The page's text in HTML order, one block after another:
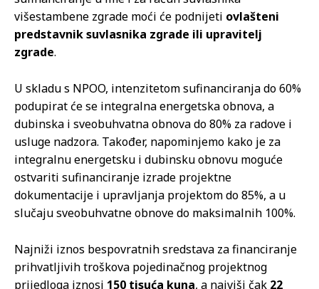
višestambene zgrade moći će podnijeti ovlašteni
predstavnik suvlasnika zgrade ili upravitelj
zgrade.
U skladu s NPOO, intenzitetom sufinanciranja do 60%
podupirat će se integralna energetska obnova, a
dubinska i sveobuhvatna obnova do 80% za radove i
usluge nadzora. Također, napominjemo kako je za
integralnu energetsku i dubinsku obnovu moguće
ostvariti sufinanciranje izrade projektne
dokumentacije i upravljanja projektom do 85%, a u
slučaju sveobuhvatne obnove do maksimalnih 100%.
Najniži iznos bespovratnih sredstava za financiranje
prihvatljivih troškova pojedinačnog projektnog
prijedloga iznosi 150 tisuća kuna, a najviši čak 22